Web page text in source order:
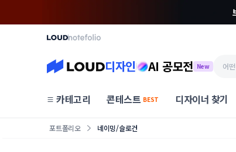
디자인 AI 공모전 New
카테고리 콘테스트 BEST 디자이너 찾기
포트폴리오 네이밍/슬로건